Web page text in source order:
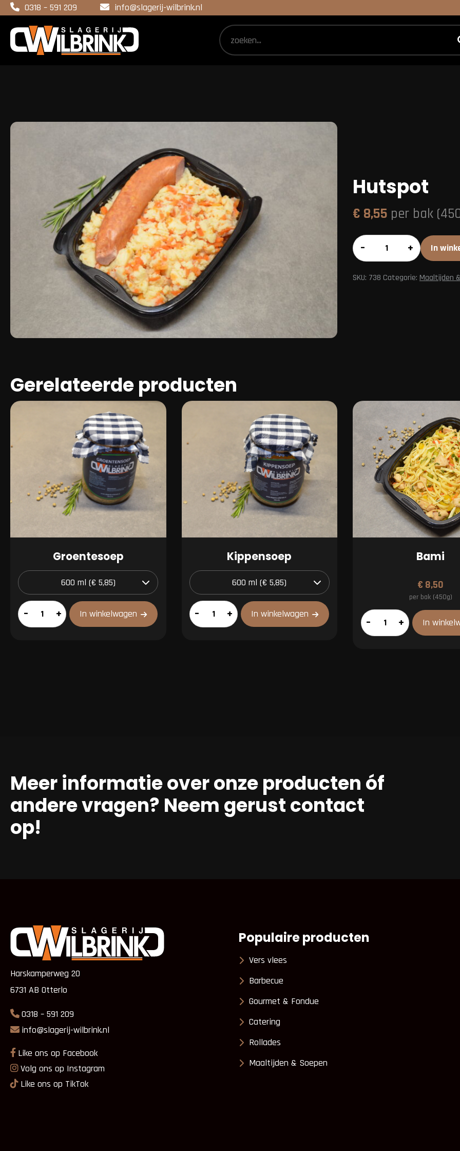
0318 – 591 209 info@slagerij-wilbrink.nl
Hutspot
€ 8,55 per bak
Hutspot
aantal
– + In
SKU: 738 Categorie: Maaltijden
Gerelateerde producten
Groentesoep
Groentesoep
aantal
– + In winkelwagen
Kippensoep
Kippensoep
aantal
– + In winkelwagen
Bami
€ 8,50
per bak (450g)
Bami
aantal
– + In
Meer informatie over onze producten óf
andere vragen? Neem gerust contact
op!
Harskamperweg 20
6731 AB Otterlo
0318 – 591 209
info@slagerij-wilbrink.nl
Like ons op Facebook
Volg ons op Instagram
Like ons op TikTok
Populaire producten
Vers vlees
Barbecue
Gourmet & Fondue
Catering
Rollades
Maaltijden & Soepen